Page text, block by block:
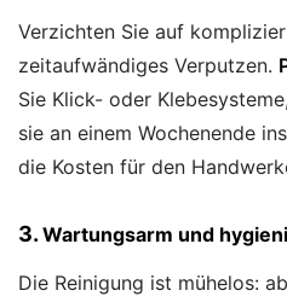
Verzichten Sie auf
zeitaufwändiges Verputzen.
Sie Klick- oder
sie an einem Wochenende
die Kosten für den
3. Wartungsarm und
Die Reinigung ist mühelos: